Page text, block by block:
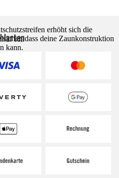
erhöht sich die
dass deine Zaunkonstruktion
kann.